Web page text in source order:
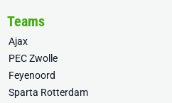
Teams
Ajax
PEC Zwolle
Feyenoord
Sparta Rotterdam